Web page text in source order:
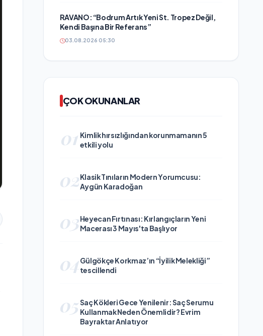
RAVANO: “Bodrum Artık Yeni St. Tropez Değil,
Kendi Başına Bir Referans”
03.08.2026 05:30
ÇOK OKUNANLAR
01 Kimlik hırsızlığından korunmamanın 5
etkili yolu
02Klasik Tınıların Modern Yorumcusu:
Aygün Karadoğan
03Heyecan Fırtınası: Kırlangıçların Yeni
Macerası 3 Mayıs'ta Başlıyor
04Gülgökçe Korkmaz’ın “İyilik Melekliği”
tescillendi
05Saç Kökleri Gece Yenilenir: Saç Serumu
Kullanmak Neden Önemlidir? Evrim
Bayraktar Anlatıyor